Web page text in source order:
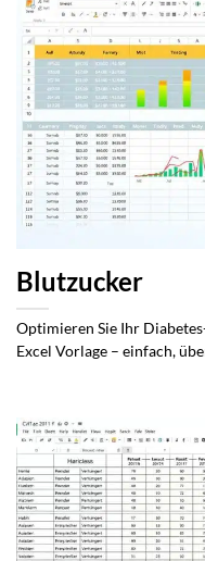
Blutzucker
Optimieren Sie Ihr
Excel Vorlage – einfach,